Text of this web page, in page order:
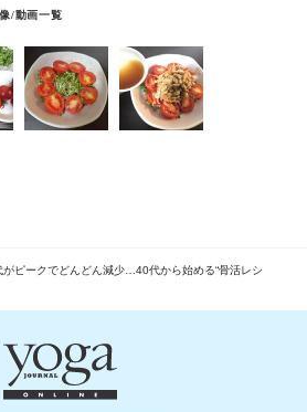
/動画一覧
ピークでどんどん減少…40代から始める“骨活レシ